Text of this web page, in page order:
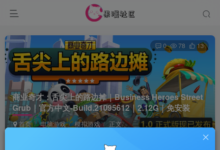
商业奇才：舌尖上的路边摊｜Business Heroes Street
Grub｜官方中文-Build.21095612｜2.12G｜免安装
首页 电脑游戏 模拟游戏 正文
0 78 13